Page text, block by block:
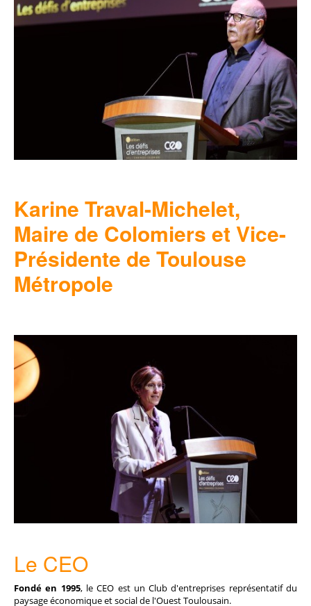
Le CEO
Fondé en 1995, le CEO est un Club d'entreprises représentatif du
paysage économique et social de l'Ouest Toulousain.
Karine Traval-Michelet,
Maire de Colomiers et Vice-
Présidente de Toulouse
Métropole